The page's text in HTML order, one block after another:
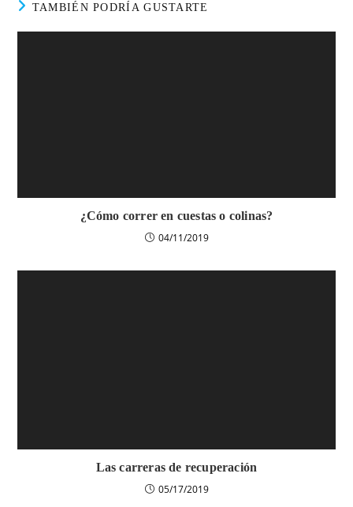
TAMBIÉN PODRÍA GUSTARTE
¿Cómo correr en cuestas o colinas?
04/11/2019
Las carreras de recuperación
05/17/2019